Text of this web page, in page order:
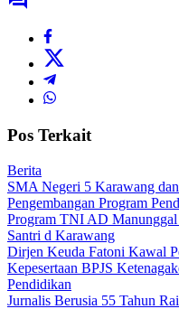
Pos Terkait
Berita
SMA Negeri 5 Karawang
Pengembangan Program
Program TNI AD
Santri d Karawang
Dirjen Keuda Fatoni Kawal
Kepesertaan BPJS
Pendidikan
Jurnalis Berusia 55 Tahun